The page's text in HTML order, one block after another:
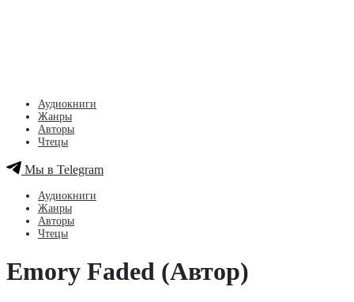
Аудиокниги
Жанры
Авторы
Чтецы
Мы в Telegram
Аудиокниги
Жанры
Авторы
Чтецы
Emory Faded (Автор)